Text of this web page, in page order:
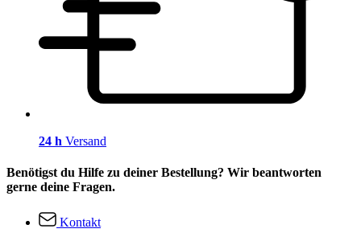
24 h Versand
Benötigst du Hilfe zu deiner Bestellung? Wir beantworten
gerne deine Fragen.
Kontakt